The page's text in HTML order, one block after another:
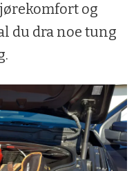
og
du dra noe tung